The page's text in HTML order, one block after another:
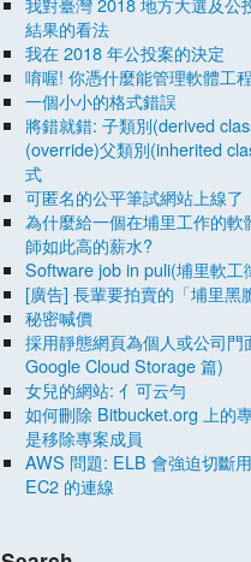
結果的看法
我在 2018 年公投案的決定
唷喔! 你憑什麼能管理軟體工
一個小小的格式錯誤
將錯就錯: 子類別(derived
(override)父類別(inherited
式
可匿名的公平筆試網站上線了
為什麼給一個在埔里工作的軟
師如此高的薪水?
Software job in puli(埔里軟工
[廣告] 長輩要拍賣的「埔里黑
秘密喊價
採用靜態網頁為個人或公司門
Google Cloud Storage 篇)
女兒的網站: 亻可云勻
如何刪除 Bitbucket.org 上的
是移除專案成員
AWS 問題: ELB 會強迫切斷
EC2 的連線